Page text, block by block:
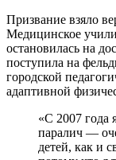
Призвание взяло
Медицинское
остановилась на
поступила на
городской
адаптивной
«С 2007 года
паралич —
детей, как и